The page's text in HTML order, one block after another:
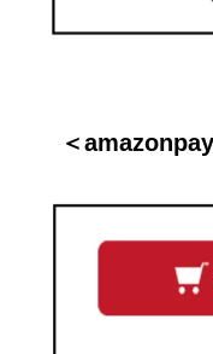
＜